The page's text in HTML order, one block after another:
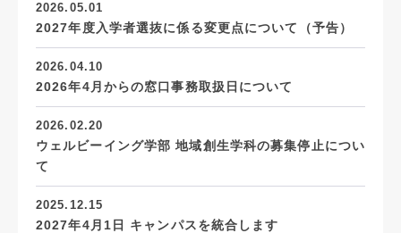
2026.05.01
2027年度入学者選抜に係る変更点について（予告）
2026.04.10
2026年4月からの窓口事務取扱日について
2026.02.20
ウェルビーイング学部 地域創生学科の募集停止につい
て
2025.12.15
2027年4月1日 キャンパスを統合します